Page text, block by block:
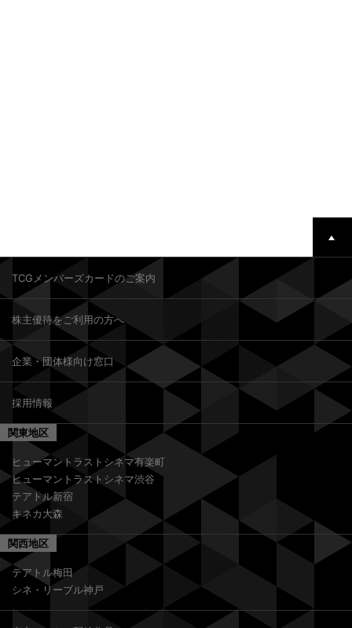
TCGメンバーズカードのご案内
株主優待をご利用の方へ
企業・団体様向け窓口
採用情報
関東地区
ヒューマントラストシネマ有楽町
ヒューマントラストシネマ渋谷
テアトル新宿
キネカ大森
関西地区
テアトル梅田
シネ・リーブル神戸